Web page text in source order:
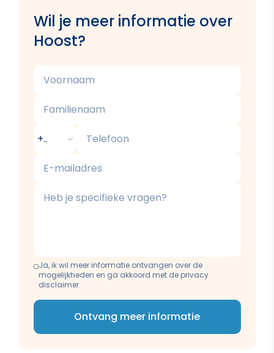
Wil je meer informatie over
Hoost?
Ja, ik wil meer informatie ontvangen over de
mogelijkheden en ga akkoord met de privacy
disclaimer.
Ontvang meer informatie